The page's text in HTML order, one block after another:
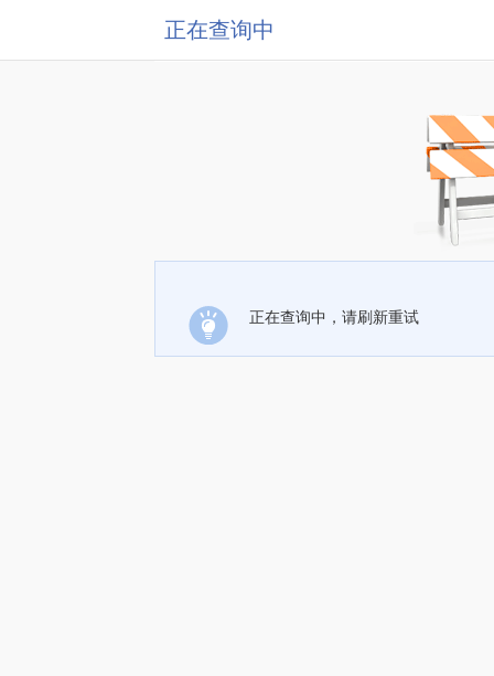
正在查询中
正在查询中，请刷新重试